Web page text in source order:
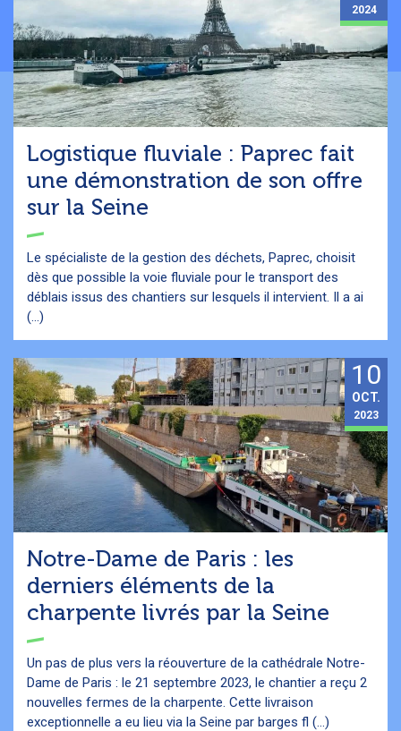
Logistique fluviale : Paprec fait
une démonstration de son offre
sur la Seine
Le spécialiste de la gestion des déchets, Paprec, choisit
dès que possible la voie fluviale pour le transport des
déblais issus des chantiers sur lesquels il intervient. Il a ai
(...)
2024
Notre-Dame de Paris : les
derniers éléments de la
charpente livrés par la Seine
Un pas de plus vers la réouverture de la cathédrale Notre-
Dame de Paris : le 21 septembre 2023, le chantier a reçu 2
nouvelles fermes de la charpente. Cette livraison
exceptionnelle a eu lieu via la Seine par barges fl (...)
10
OCT.
2023